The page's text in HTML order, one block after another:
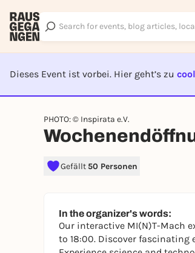
Dieses Event ist vorbei. Hier geht’s zu
PHOTO: © Inspirata e.V.
Gefällt 50 Personen
In the organizer's words:
Our interactive MI(N)T-Mach
to 18:00. Discover